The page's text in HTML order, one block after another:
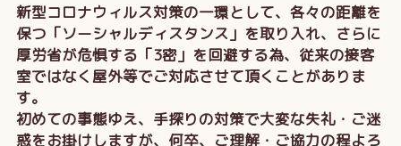
新型コロナウィルス対策の一環として、各々の距離を
保つ「ソーシャルディスタンス」を取り入れ、さらに
厚労省が危惧する「3密」を回避する為、従来の接客
室ではなく屋外等でご対応させて頂くことがありま
す。
初めての事態ゆえ、手探りの対策で大変な失礼・ご迷
惑をお掛けしますが、何卒、ご理解・ご協力の程よろ